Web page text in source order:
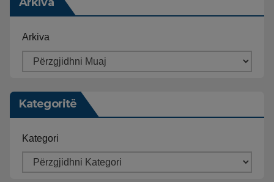
Arkiva
Arkiva
Kategoritë
Kategori